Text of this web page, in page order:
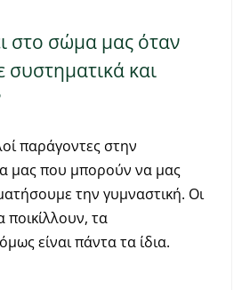
στο σώμα μας όταν
και
παράγοντες στην
μας που μπορούν να μας
την γυμναστική. Οι
ποικίλλουν, τα
είναι πάντα τα ίδια.